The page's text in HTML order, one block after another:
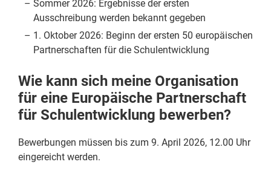
Sommer 2026: Ergebnisse der ersten
Ausschreibung werden bekannt gegeben
1. Oktober 2026: Beginn der ersten 50 europäischen
Partnerschaften für die Schulentwicklung
Wie kann sich meine Organisation
für eine Europäische Partnerschaft
für Schulentwicklung bewerben?
Bewerbungen müssen bis zum 9. April 2026, 12.00 Uhr
eingereicht werden.